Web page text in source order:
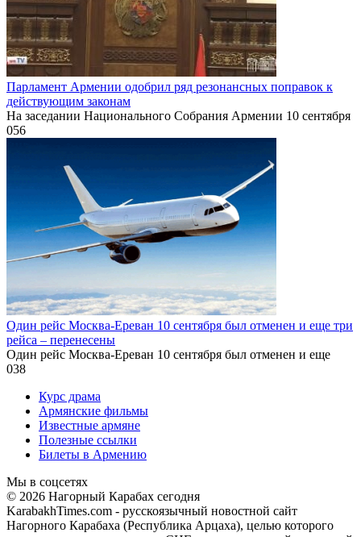
Парламент Армении одобрил ряд резонансных поправок к
действующим законам
На заседании Национального Собрания Армении 10 сентября
056
Один рейс Москва-Ереван 10 сентября был отменен и еще три
рейса – перенесены
Один рейс Москва-Ереван 10 сентября был отменен и еще
038
Курс драма
Армянские фильмы
Известные армяне
Полезные ссылки
Билеты в Армению
Мы в соцсетях
© 2026 Нагорный Карабах сегодня
KarabakhTimes.com - русскоязычный новостной сайт
Нагорного Карабаха (Республика Арцаха), целью которого